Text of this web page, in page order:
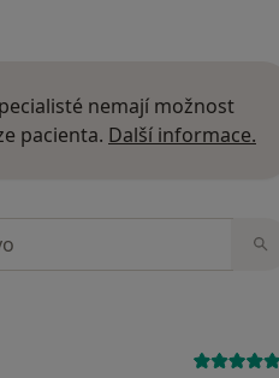
nemají možnost
pacienta. Další informace.